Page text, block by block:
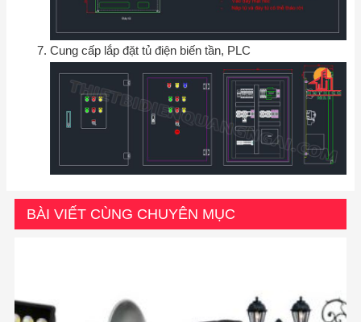
Cung cấp lắp đặt tủ điện biến tần, PLC
BÀI VIẾT CÙNG CHUYÊN MỤC